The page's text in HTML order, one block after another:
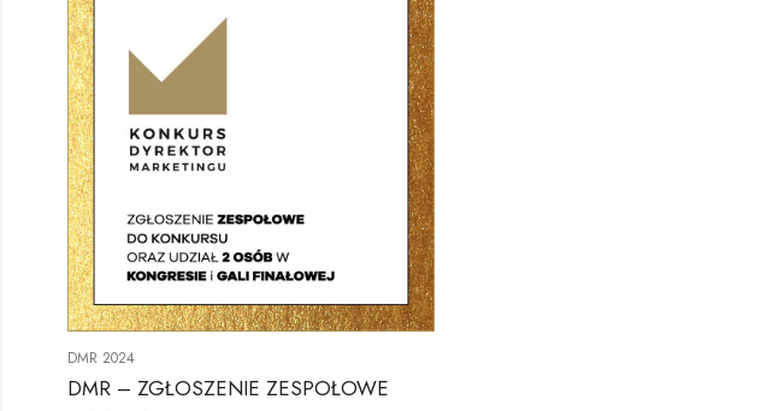
DMR 2024
DMR – ZGŁOSZENIE ZESPOŁOWE